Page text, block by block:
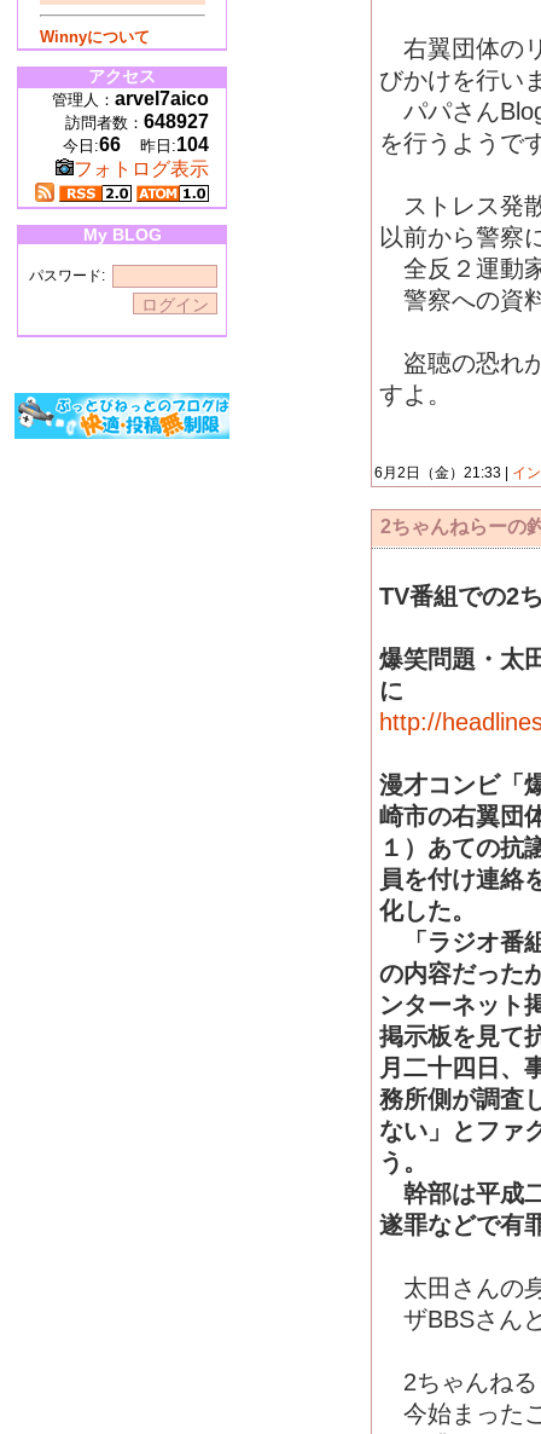
Winnyについて
アクセス
管理人： arvel7aico
訪問者数： 648927
今日:66 昨日:104
フォトログ表示
My BLOG
パスワード:
右翼団体の
びかけを行い
パパさん
を行うようで
ストレス発
以前から警察
全反２運動
警察への資
盗聴の恐れ
すよ。
6月2日（金）21:33 | イ
2ちゃんねらーの
TV番組での2
爆笑問題・太
に
http://
漫才コンビ「
崎市の右翼団
１）あての抗
員を付け連絡
化した。
「ラジオ番
の内容だった
ンターネット
掲示板を見て
月二十四日、
務所側が調査
ない」とファ
う。
幹部は平成
遂罪などで有
太田さんの
ザBBSさん
2ちゃんねる
今始まった